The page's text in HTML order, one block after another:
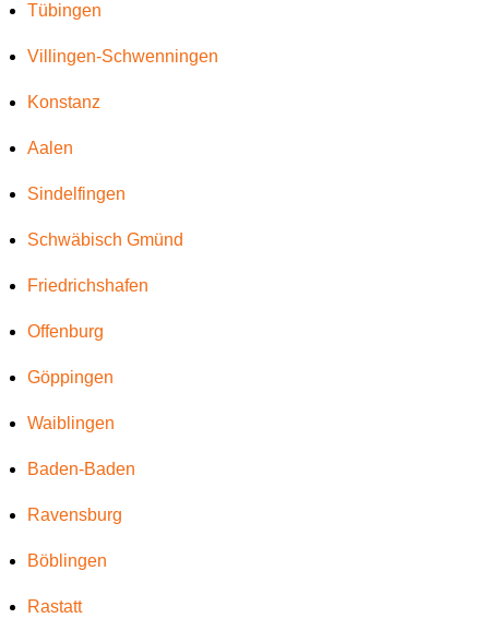
Tübingen
Villingen-Schwenningen
Konstanz
Aalen
Sindelfingen
Schwäbisch Gmünd
Friedrichshafen
Offenburg
Göppingen
Waiblingen
Baden-Baden
Ravensburg
Böblingen
Rastatt